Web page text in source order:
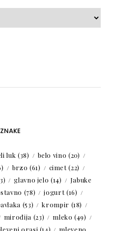
luk (38) belo vino (20)
brzo (61) cimet(22)
glavno jelo (14)
Jabuke
(78) jogurt(16)
(53) krompir (18)
mirođija (23) mleko (49)